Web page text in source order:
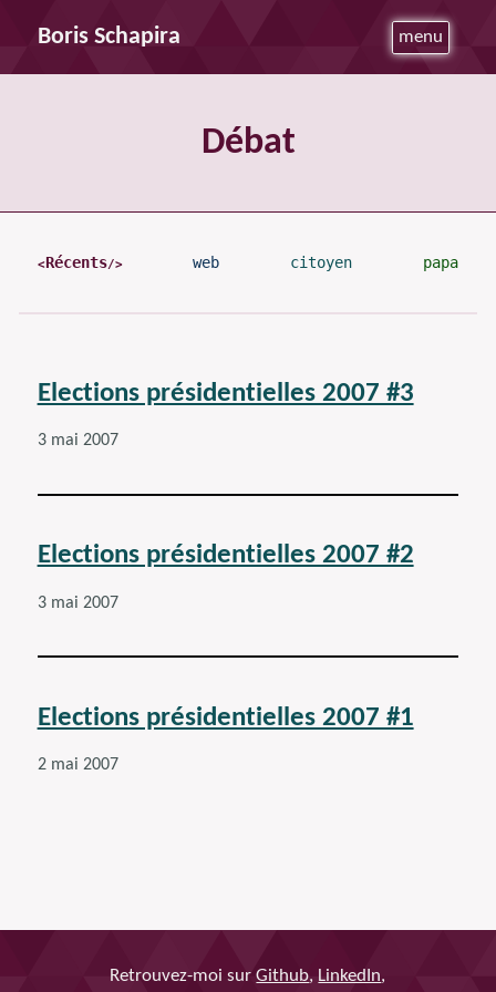
Boris Schapira menu
Débat
Elections présidentielles 2007 #3
3 mai 2007
Elections présidentielles 2007 #2
3 mai 2007
Elections présidentielles 2007 #1
2 mai 2007
Récents web citoyen papa
Retrouvez-moi surGithub, LinkedIn,